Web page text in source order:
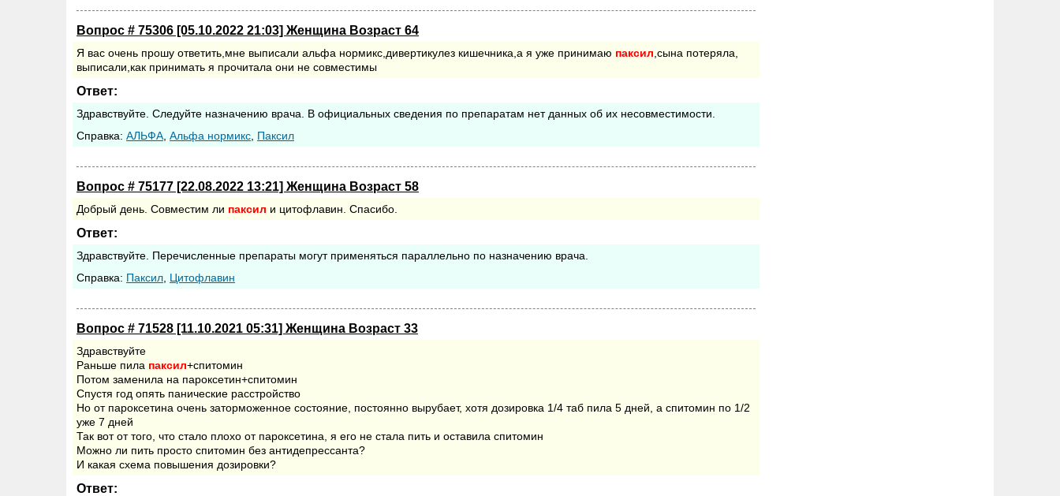
Вопрос # 75306 [05.10.2022 21:03] Женщина Возраст 64
Я вас очень прошу ответить,мне выписали альфа нормикс,дивертикулез кишечника,а я уже принимаю паксил ,сына потеряла,
выписали,как принимать я прочитала они не совместимы
Ответ:
Здравствуйте. Следуйте назначению врача. В официальных сведения по препаратам нет данных об их несовместимости.
Cправка: АЛЬФА Альфа нормикс Паксил
Вопрос # 75177 [22.08.2022 13:21] Женщина Возраст 58
Добрый день. Совместим ли паксил и цитофлавин. Спасибо.
Ответ:
Здравствуйте. Перечисленные препараты могут применяться параллельно по назначению врача.
Cправка: Паксил Цитофлавин
Вопрос # 71528 [11.10.2021 05:31] Женщина Возраст 33
Здравствуйте
Раньше пила паксил+спитомин
Потом заменила на пароксетин+спитомин
Спустя год опять панические расстройство
Но от пароксетина очень заторможенное состояние, постоянно вырубает, хотя дозировка 1/4 таб пила 5 дней, а спитомин по 1/2
уже 7 дней
Так вот от того, что стало плохо от пароксетина, я его не стала пить и оставила спитомин
Можно ли пить просто спитомин без антидепрессанта?
И какая схема повышения дозировки?
Ответ: